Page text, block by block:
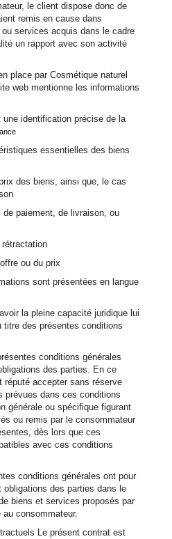
le client dispose donc de
remis en cause dans
services acquis dans le cadre
un rapport avec son activité
place par Cosmétique naturel
web mentionne les informations
identification précise de la
essentielles des biens
des biens, ainsi que, le cas
paiement, de livraison, ou
ou du prix
sont présentées en langue
la pleine capacité juridique lui
titre des présentes conditions
conditions générales
des parties. En ce
accepter sans réserve
prévues dans ces conditions
générale ou spécifique figurant
ou remis par le consommateur
dès lors que ces
avec ces conditions
conditions générales ont pour
des parties dans le
biens et services proposés par
consommateur.
Le présent contrat est